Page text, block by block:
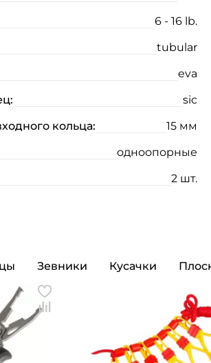
6 - 16 lb.
tubular
eva
sic
кольца:
15 мм
одноопорные
2 шт.
Зевники Кусачки